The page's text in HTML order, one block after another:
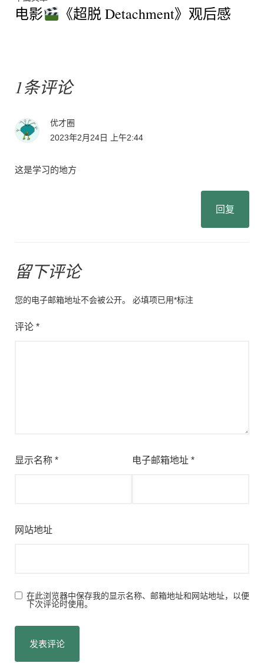
航
篇
电影 《超脱 Detachment》观后感
1条评论
优才圈
2023年2月24日 上午2:44
这是学习的地方
回复
留下评论
您的电子邮箱地址不会被公开。 必填项已用*标注
评论 *
显示名称 * 电子邮箱地址 *
网站地址
在此浏览器中保存我的显示名称、邮箱地址和网站地址，以便
下次评论时使用。